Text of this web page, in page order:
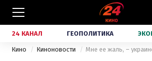
24 КАНАЛ ГЕОПОЛИТИКА
Кино Киноновости